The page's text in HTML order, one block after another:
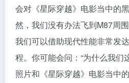
会对《星际穿越》电影当中的
然，我们没有办法飞到M87周
我们可以借助现代性能非常发
程。你可能会问：“为什么我们
照片和《星际穿越》电影当中